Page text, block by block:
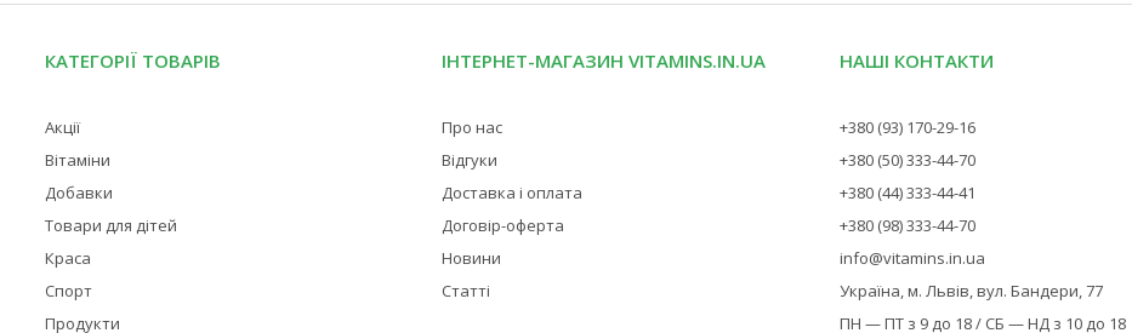
КАТЕГОРІЇ ТОВАРІВ
Акції
Вітаміни
Добавки
Товари для дітей
Краса
Спорт
Продукти
ІНТЕРНЕТ-МАГАЗИН VITAMINS.IN.UA
Про нас
Відгуки
Доставка і оплата
Договір-оферта
Новини
Статті
НАШІ КОНТАКТИ
+380 (93) 170-29-16
+380 (50) 333-44-70
+380 (44) 333-44-41
+380 (98) 333-44-70
info@vitamins.in.ua
Україна, м. Львів, вул. Бандери, 77
ПН — ПТ з 9 до 18 / СБ — НД з 10 до 18